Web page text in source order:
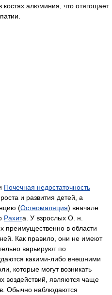
костях алюминия, что отягощает
Почечная недостаточность
и развития детей, а
(Остеомаляция) вначале
Рахита. У взрослых О. н.
преимущественно в области
Как правило, они не имеют
варьируют по
какими-либо внешними
которые могут возникать
воздействий, являются чаще
Обычно наблюдаются